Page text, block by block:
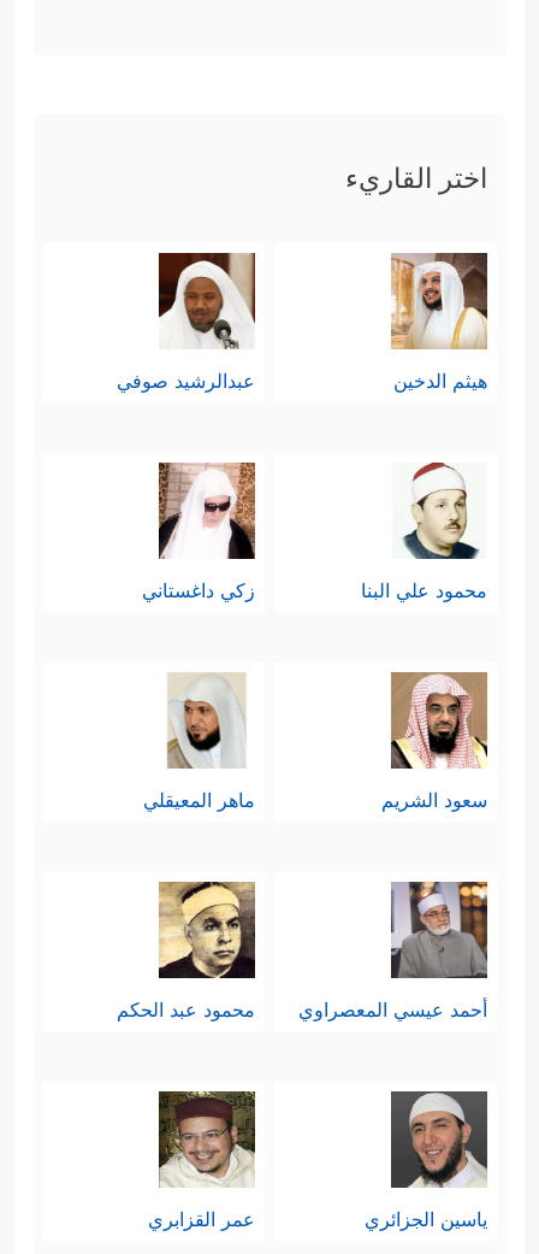
اختر القاريء
هيثم الدخين عبدالرشيد صوفي
محمود علي البنا زكي داغستاني
سعود الشريم ماهر المعيقلي
أحمد عيسي المعصراوي محمود عبد الحكم
ياسين الجزائري عمر القزابري